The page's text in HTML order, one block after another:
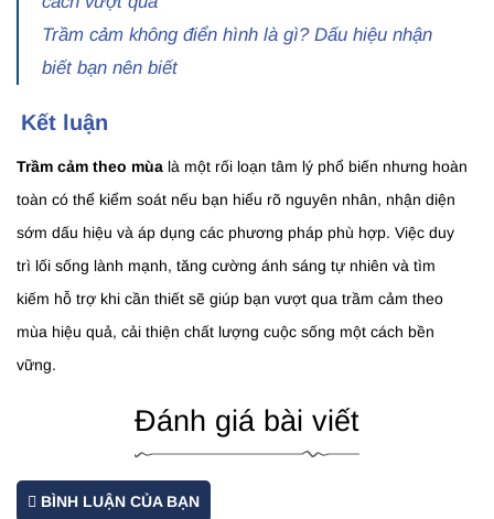
Trầm cảm không điển hình là gì? Dấu hiệu nhận
biết bạn nên biết
Kết luận
Trầm cảm theo mùa là một rối loạn tâm lý phổ biến nhưng hoàn
toàn có thể kiểm soát nếu bạn hiểu rõ nguyên nhân, nhận diện
sớm dấu hiệu và áp dụng các phương pháp phù hợp. Việc duy
trì lối sống lành mạnh, tăng cường ánh sáng tự nhiên và tìm
kiếm hỗ trợ khi cần thiết sẽ giúp bạn vượt qua trầm cảm theo
mùa hiệu quả, cải thiện chất lượng cuộc sống một cách bền
vững.
Đánh giá bài viết
BÌNH LUẬN CỦA BẠN